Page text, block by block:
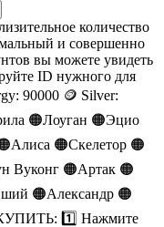
количество
и совершенно
вы можете увидеть
ID нужного для
90000 🪙 Silver:
🟠Лоуган 🟠Эцио
🟠Скелетор 🟠
Вуконг 🟠Артак 🟠
🟠Александр 🟠
1️⃣ Нажмите